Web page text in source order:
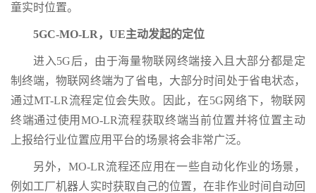
童实时位置。
5GC-MO-LR，UE主动发起的定位
进入5G后，由于海量物联网终端接入且大部分都是定
制终端，物联网终端为了省电，大部分时间处于省电状态，
通过MT-LR流程定位会失败。因此，在5G网络下，物联网
终端通过使用MO-LR流程获取终端当前位置并将位置主动
上报给行业位置应用平台的场景将会非常广泛。
另外，MO-LR流程还应用在一些自动化作业的场景，
例如工厂机器人实时获取自己的位置，在非作业时间自动回